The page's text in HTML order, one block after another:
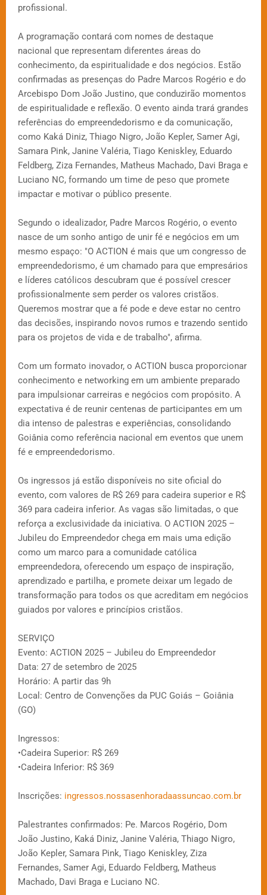
profissional.
A programação contará com nomes de destaque
nacional que representam diferentes áreas do
conhecimento, da espiritualidade e dos negócios. Estão
confirmadas as presenças do Padre Marcos Rogério e do
Arcebispo Dom João Justino, que conduzirão momentos
de espiritualidade e reflexão. O evento ainda trará grandes
referências do empreendedorismo e da comunicação,
como Kaká Diniz, Thiago Nigro, João Kepler, Samer Agi,
Samara Pink, Janine Valéria, Tiago Keniskley, Eduardo
Feldberg, Ziza Fernandes, Matheus Machado, Davi Braga e
Luciano NC, formando um time de peso que promete
impactar e motivar o público presente.
Segundo o idealizador, Padre Marcos Rogério, o evento
nasce de um sonho antigo de unir fé e negócios em um
mesmo espaço: "O ACTION é mais que um congresso de
empreendedorismo, é um chamado para que empresários
e líderes católicos descubram que é possível crescer
profissionalmente sem perder os valores cristãos.
Queremos mostrar que a fé pode e deve estar no centro
das decisões, inspirando novos rumos e trazendo sentido
para os projetos de vida e de trabalho", afirma.
Com um formato inovador, o ACTION busca proporcionar
conhecimento e networking em um ambiente preparado
para impulsionar carreiras e negócios com propósito. A
expectativa é de reunir centenas de participantes em um
dia intenso de palestras e experiências, consolidando
Goiânia como referência nacional em eventos que unem
fé e empreendedorismo.
Os ingressos já estão disponíveis no site oficial do
evento, com valores de R$ 269 para cadeira superior e R$
369 para cadeira inferior. As vagas são limitadas, o que
reforça a exclusividade da iniciativa. O ACTION 2025 –
Jubileu do Empreendedor chega em mais uma edição
como um marco para a comunidade católica
empreendedora, oferecendo um espaço de inspiração,
aprendizado e partilha, e promete deixar um legado de
transformação para todos os que acreditam em negócios
guiados por valores e princípios cristãos.
SERVIÇO
Evento: ACTION 2025 – Jubileu do Empreendedor
Data: 27 de setembro de 2025
Horário: A partir das 9h
Local: Centro de Convenções da PUC Goiás – Goiânia
(GO)
Ingressos:
•Cadeira Superior: R$ 269
•Cadeira Inferior: R$ 369
Inscrições: ingressos.nossasenhoradaassuncao.com.br
Palestrantes confirmados: Pe. Marcos Rogério, Dom
João Justino, Kaká Diniz, Janine Valéria, Thiago Nigro,
João Kepler, Samara Pink, Tiago Keniskley, Ziza
Fernandes, Samer Agi, Eduardo Feldberg, Matheus
Machado, Davi Braga e Luciano NC.